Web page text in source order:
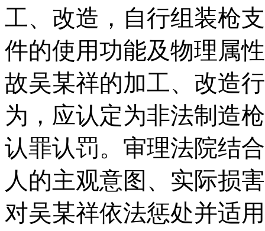
工、改造，自行组装枪
件的使用功能及物理属
故吴某祥的加工、改造
为，应认定为非法制造
认罪认罚。审理法院结
人的主观意图、实际损
对吴某祥依法惩处并适